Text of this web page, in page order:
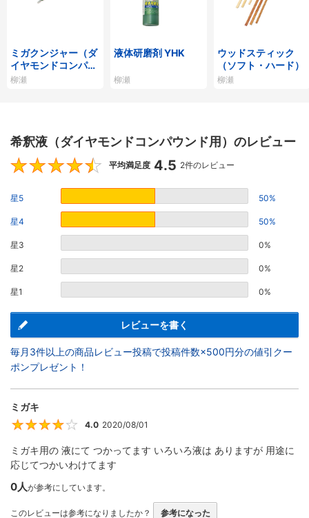
ミガクンジャー（ダ
イヤモンドコンパウ
ンド）
柳瀬
液体研磨剤 YHK
柳瀬
ウッドスティック
（ソフト・ハード）
柳瀬
希釈液（ダイヤモンドコンパウンド用）のレビュー
4.5
平均満足度 4.5 2件のレビュー
星5 50%
星4 50%
星3 0%
星2 0%
星1 0%
レビューを書く
毎月3件以上の商品レビュー投稿で投稿件数×500円分の値引クー
ポンプレゼント！
ミガキ
4
4.0 2020/08/01
ミガキ用の 液にて つかってます いろいろ液は ありますが 用途に
応じてつかいわけてます
0人が参考にしています。
このレビューは参考になりましたか？ 参考になった